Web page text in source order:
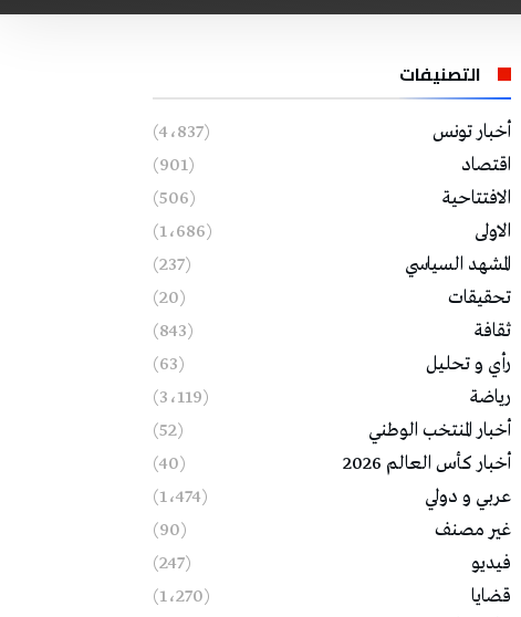
التصنيفات
أخبار تونس
(4٬837)
اقتصاد
(901)
الافتتاحية
(506)
الاولى
(1٬686)
المشهد السياسي
(237)
تحقيقات
(20)
ثقافة
(843)
رأي و تحليل
(63)
رياضة
(3٬119)
أخبار المنتخب الوطني
(52)
أخبار كأس العالم 2026
(40)
عربي و دولي
(1٬474)
غير مصنف
(90)
فيديو
(247)
قضايا
(1٬270)